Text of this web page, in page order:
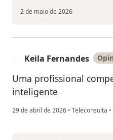
2 de maio de 2026
Keila Fernandes
Uma profissional
inteligente
29 de abril de 2026 • Teleconsulta •